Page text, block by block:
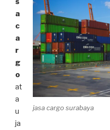
jasa cargo surabaya
a
c
a
r
g
o
at
a
u
ja